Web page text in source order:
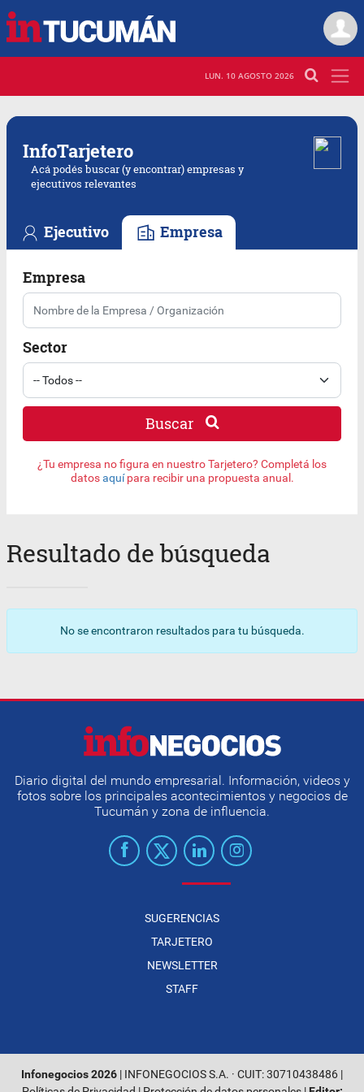
LUN. 10 AGOSTO 2026
InfoTarjetero
Acá podés buscar (y encontrar) empresas y
ejecutivos relevantes
Ejecutivo Empresa
Empresa
Sector
Buscar
¿Tu empresa no figura en nuestro Tarjetero? Completá los
datosaquípara recibir una propuesta anual.
Resultado de búsqueda
No se encontraron resultados para tu búsqueda.
Diario digital del mundo empresarial. Información, videos y
fotos sobre los principales acontecimientos y negocios de
Tucumán y zona de influencia.
SUGERENCIAS
TARJETERO
NEWSLETTER
STAFF
Infonegocios 2026 | INFONEGOCIOS S.A. · CUIT: 30710438486 |